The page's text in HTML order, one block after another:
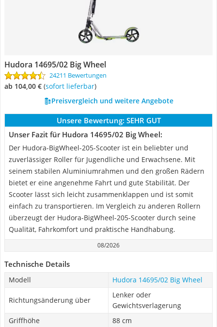
Hudora 14695/02 Big Wheel
24211 Bewertungen
ab 104,00 € ( Sofort lieferbar)
Preisvergleich und weitere Angebote
Unsere Bewertung: SEHR GUT
Unser Fazit für Hudora 14695/02 Big Wheel:
Der Hudora-BigWheel-205-Scooter ist ein beliebter und
zuverlässiger Roller für Jugendliche und Erwachsene. Mit
seinem stabilen Aluminiumrahmen und den großen Rädern
bietet er eine angenehme Fahrt und gute Stabilität. Der
Scooter lässt sich leicht zusammenklappen und ist somit
einfach zu transportieren. Im Vergleich zu anderen Rollern
überzeugt der Hudora-BigWheel-205-Scooter durch seine
Qualität, Fahrkomfort und praktische Handhabung.
08/2026
Technische Details
Modell Hudora 14695/02 Big Wheel
Richtungsänderung über
Lenker oder
Gewichtsverlagerung
Griffhöhe
88 cm